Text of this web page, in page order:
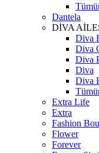
Dantela
DİVA
Diva
Diva
Diva
Diva
Diva
Extra Life
Extra
Fashion
Flower
Forever